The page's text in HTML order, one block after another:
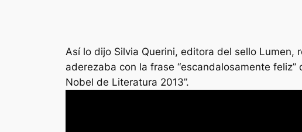
Así lo dijo Silvia Querini, editora del sello
aderezaba con la frase “escandalosamente
Nobel de Literatura 2013”.